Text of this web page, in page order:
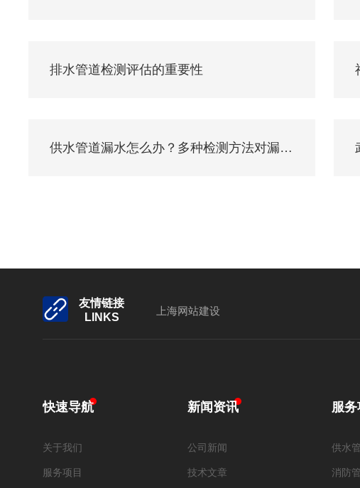
排水管道检测评估的重要性
供水管道漏水怎么办？多种检测方法对漏水实施查找
友情链接
LINKS
上海网站建设
快速导航
关于我们
服务项目
新闻资讯
公司新闻
技术文章
服
供水
消防